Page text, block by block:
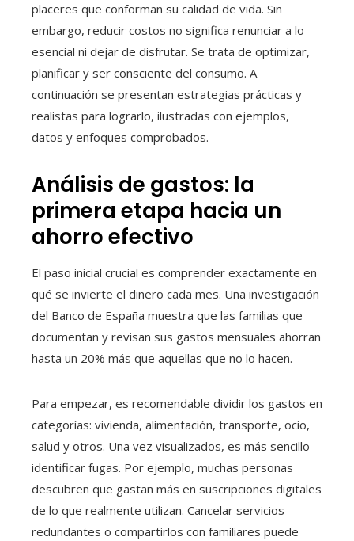
placeres que conforman su calidad de vida. Sin
embargo, reducir costos no significa renunciar a lo
esencial ni dejar de disfrutar. Se trata de optimizar,
planificar y ser consciente del consumo. A
continuación se presentan estrategias prácticas y
realistas para lograrlo, ilustradas con ejemplos,
datos y enfoques comprobados.
Análisis de gastos: la
primera etapa hacia un
ahorro efectivo
El paso inicial crucial es comprender exactamente en
qué se invierte el dinero cada mes. Una investigación
del Banco de España muestra que las familias que
documentan y revisan sus gastos mensuales ahorran
hasta un 20% más que aquellas que no lo hacen.
Para empezar, es recomendable dividir los gastos en
categorías: vivienda, alimentación, transporte, ocio,
salud y otros. Una vez visualizados, es más sencillo
identificar fugas. Por ejemplo, muchas personas
descubren que gastan más en suscripciones digitales
de lo que realmente utilizan. Cancelar servicios
redundantes o compartirlos con familiares puede